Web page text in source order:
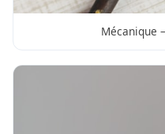
Mécanique